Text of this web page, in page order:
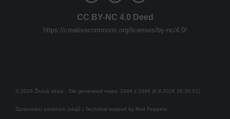
CC BY-NC 4.0 Deed
https://creativecommons.org/licenses/by-nc/4.0/
© 2026 Žhavá místa - Tile generated maps: 3346 z 3346 (8.8.2026 16:30:51)
Zpracování osobních údajů | Technical support by Red Peppers